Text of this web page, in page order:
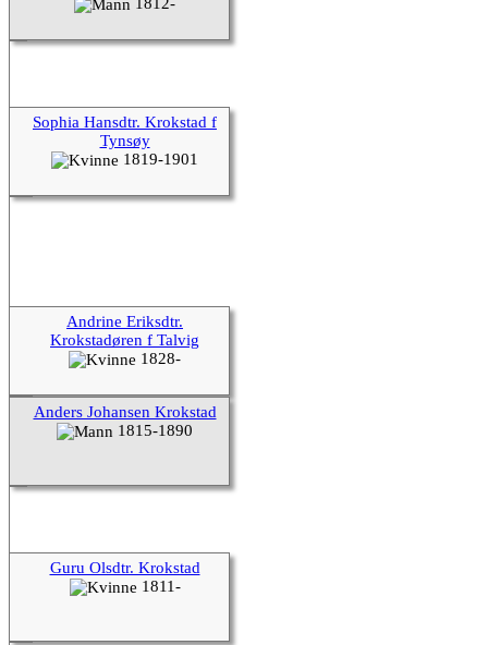
1812-
Sophia Hansdtr. Krokstad f
Tynsøy
1819-1901
Andrine Eriksdtr.
Krokstadøren f Talvig
1828-
Anders Johansen Krokstad
1815-1890
Guru Olsdtr. Krokstad
1811-